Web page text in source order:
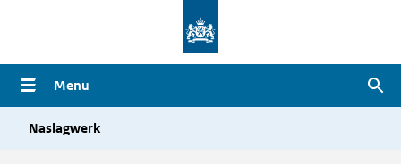
naar
de
inhoud
Menu
Naslagwerk